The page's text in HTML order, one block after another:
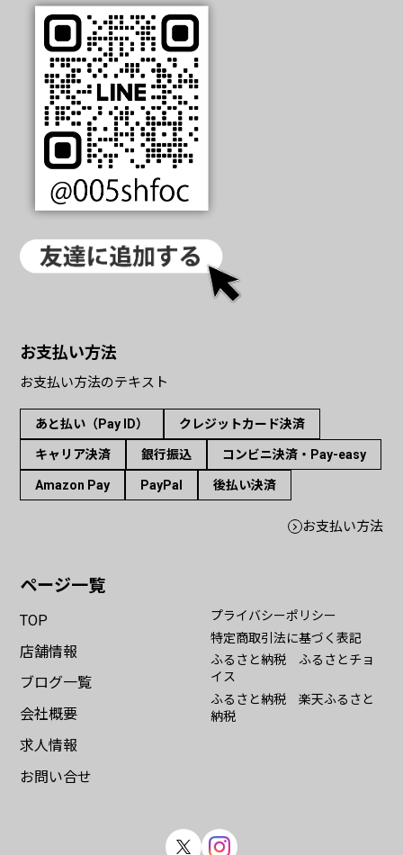
お支払い方法
お支払い方法のテキスト
あと払い（Pay ID） クレジットカード決済
キャリア決済 銀行振込 コンビニ決済・Pay-easy
Amazon Pay PayPal 後払い決済
お支払い方法
ページ一覧
TOP
店舗情報
ブログ一覧
会社概要
求人情報
お問い合せ
プライバシーポリシー
特定商取引法に基づく表記
ふるさと納税 ふるさとチョ
イス
ふるさと納税 楽天ふるさと
納税